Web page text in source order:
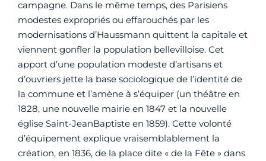
campagne. Dans le même temps, des Parisiens
modestes expropriés ou effarouchés par les
modernisations d’Haussmann quittent la capitale et
viennent gonfler la population bellevilloise. Cet
apport d’une population modeste d’artisans et
d’ouvriers jette la base sociologique de l’identité de
la commune et l’amène à s’équiper (un théâtre en
1828, une nouvelle mairie en 1847 et la nouvelle
église Saint-JeanBaptiste en 1859). Cette volonté
d’équipement explique vraisemblablement la
création, en 1836, de la place dite « de la Fête » dans